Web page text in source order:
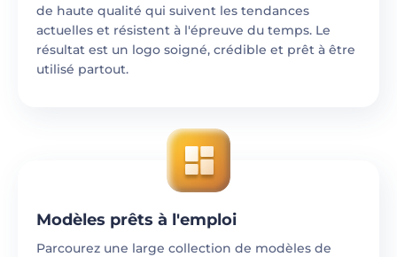
de haute qualité qui suivent les tendances
actuelles et résistent à l'épreuve du temps. Le
résultat est un logo soigné, crédible et prêt à être
utilisé partout.
Modèles prêts à l'emploi
Parcourez une large collection de modèles de